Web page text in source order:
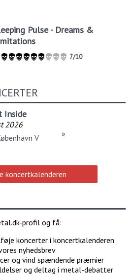
Pulse - Dreams &
7/10
Inside
2026
V
»
koncertkalenderen
profil og få:
koncerter i koncertkalenderen
nyhedsbrev
og vind spændende præmier
og deltag i metal-debatter